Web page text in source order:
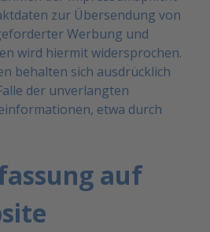
zur Übersendung von
Werbung und
wird hiermit widersprochen.
behalten sich ausdrücklich
der unverlangten
etwa durch
auf